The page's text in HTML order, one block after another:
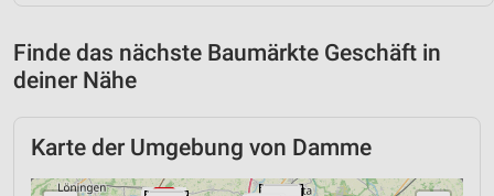
Finde das nächste Baumärkte Geschäft in
deiner Nähe
Karte der Umgebung von Damme